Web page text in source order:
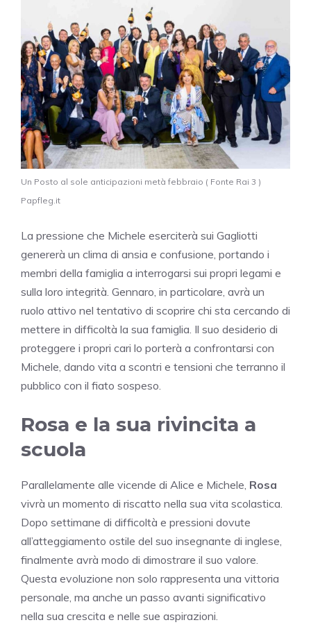
Un Posto al sole anticipazioni metà febbraio ( Fonte Rai 3 )
Papfleg.it
La pressione che Michele eserciterà sui Gagliotti
genererà un clima di ansia e confusione, portando i
membri della famiglia a interrogarsi sui propri legami e
sulla loro integrità. Gennaro, in particolare, avrà un
ruolo attivo nel tentativo di scoprire chi sta cercando di
mettere in difficoltà la sua famiglia. Il suo desiderio di
proteggere i propri cari lo porterà a confrontarsi con
Michele, dando vita a scontri e tensioni che terranno il
pubblico con il fiato sospeso.
Rosa e la sua rivincita a
scuola
Parallelamente alle vicende di Alice e Michele, Rosa
vivrà un momento di riscatto nella sua vita scolastica.
Dopo settimane di difficoltà e pressioni dovute
all’atteggiamento ostile del suo insegnante di inglese,
finalmente avrà modo di dimostrare il suo valore.
Questa evoluzione non solo rappresenta una vittoria
personale, ma anche un passo avanti significativo
nella sua crescita e nelle sue aspirazioni.